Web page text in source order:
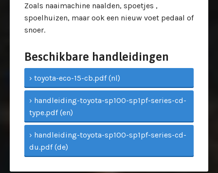
Zoals naaimachine naalden, spoetjes ,
spoelhuizen, maar ook een nieuw voet pedaal of
snoer.
Beschikbare handleidingen
› toyota-eco-15-cb.pdf (nl)
› handleiding-toyota-sp100-sp1pf-series-cd-
type.pdf (en)
› handleiding-toyota-sp100-sp1pf-series-cd-
du.pdf (de)